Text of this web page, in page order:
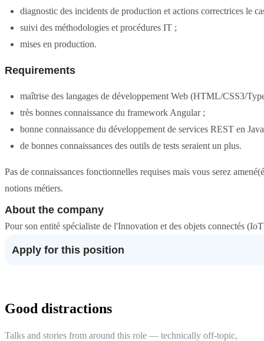
diagnostic des incidents de production et actions correctrices le
suivi des méthodologies et procédures IT ;
mises en production.
Requirements
maîtrise des langages de développement Web (HTML/CSS3/
très bonnes connaissance du framework Angular ;
bonne connaissance du développement de services REST en
de bonnes connaissances des outils de tests seraient un plus.
Pas de connaissances fonctionnelles requises mais vous serez
notions métiers.
About the company
Pour son entité spécialiste de l'Innovation et des objets connectés
Apply for this position
Good distractions
Talks and stories from around this role — technically off-topic,